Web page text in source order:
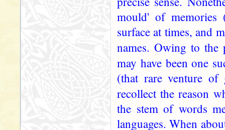
mould' of memories
surface at times, and
names. Owing to
may have been one
(that rare venture
recollect the reason
the stem of words
languages. When